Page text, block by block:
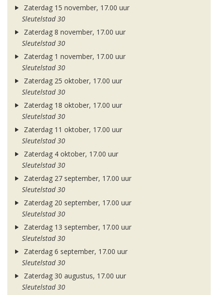
Zaterdag 15 november, 17.00 uur
Sleutelstad 30
Zaterdag 8 november, 17.00 uur
Sleutelstad 30
Zaterdag 1 november, 17.00 uur
Sleutelstad 30
Zaterdag 25 oktober, 17.00 uur
Sleutelstad 30
Zaterdag 18 oktober, 17.00 uur
Sleutelstad 30
Zaterdag 11 oktober, 17.00 uur
Sleutelstad 30
Zaterdag 4 oktober, 17.00 uur
Sleutelstad 30
Zaterdag 27 september, 17.00 uur
Sleutelstad 30
Zaterdag 20 september, 17.00 uur
Sleutelstad 30
Zaterdag 13 september, 17.00 uur
Sleutelstad 30
Zaterdag 6 september, 17.00 uur
Sleutelstad 30
Zaterdag 30 augustus, 17.00 uur
Sleutelstad 30